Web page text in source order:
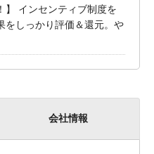
】 インセンティブ制度を
をしっかり評価＆還元。や
会社情報